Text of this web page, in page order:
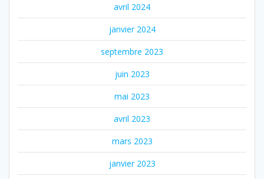
avril 2024
janvier 2024
septembre 2023
juin 2023
mai 2023
avril 2023
mars 2023
janvier 2023